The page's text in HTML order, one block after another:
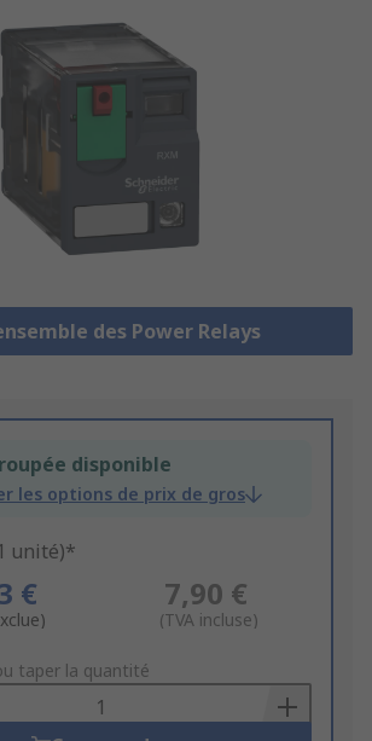
des Power Relays
disponible
les options de prix de gros
unité)*
€ 7,90 €
(TVA incluse)
taper la quantité